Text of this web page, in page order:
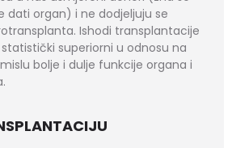
dati organ) i ne dodjeljuju se
Ishodi transplantacije
superiorni u odnosu na
bolje i dulje funkcije organa i